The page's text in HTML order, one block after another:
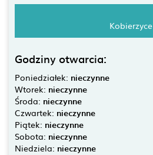
Kobierzyce
Godziny otwarcia:
Poniedziałek: nieczynne
Wtorek: nieczynne
Środa: nieczynne
Czwartek: nieczynne
Piątek: nieczynne
Sobota: nieczynne
Niedziela: nieczynne